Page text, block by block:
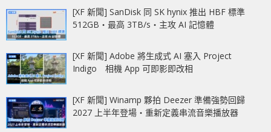
[XF 新聞] SanDisk 同 SK hynix 推出 HBF 標準
512GB‧最高 3TB/s‧主攻 AI 記憶體
[XF 新聞] Adobe 將生成式 AI 塞入 Project
Indigo 相機 App 可即影即改相
[XF 新聞] Winamp 夥拍 Deezer 準備強勢回歸
2027 上半年登場‧重新定義串流音樂播放器